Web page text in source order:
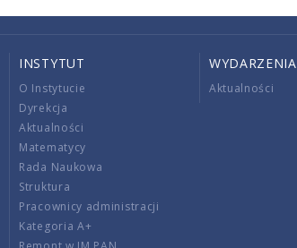
INSTYTUT
O Instytucie
Dyrekcja
Aktualności
Matematycy
Rada Naukowa
Struktura
Pracownicy administracji
Kategoria A+
WYDARZENIA
Aktualności